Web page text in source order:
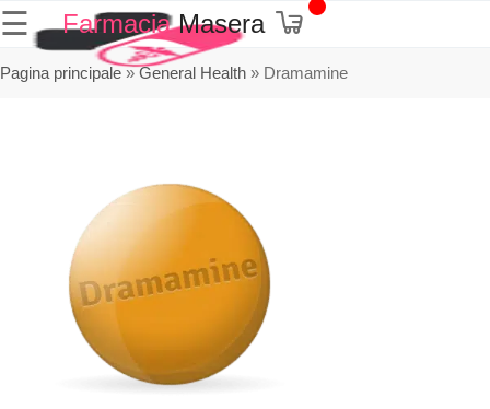
☰ FarmaciaMasera
Pagina principale»General Health » Dramamine